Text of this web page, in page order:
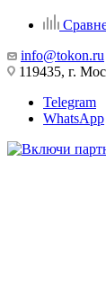
info@tokon.ru
119435, г.
Telegram
WhatsApp